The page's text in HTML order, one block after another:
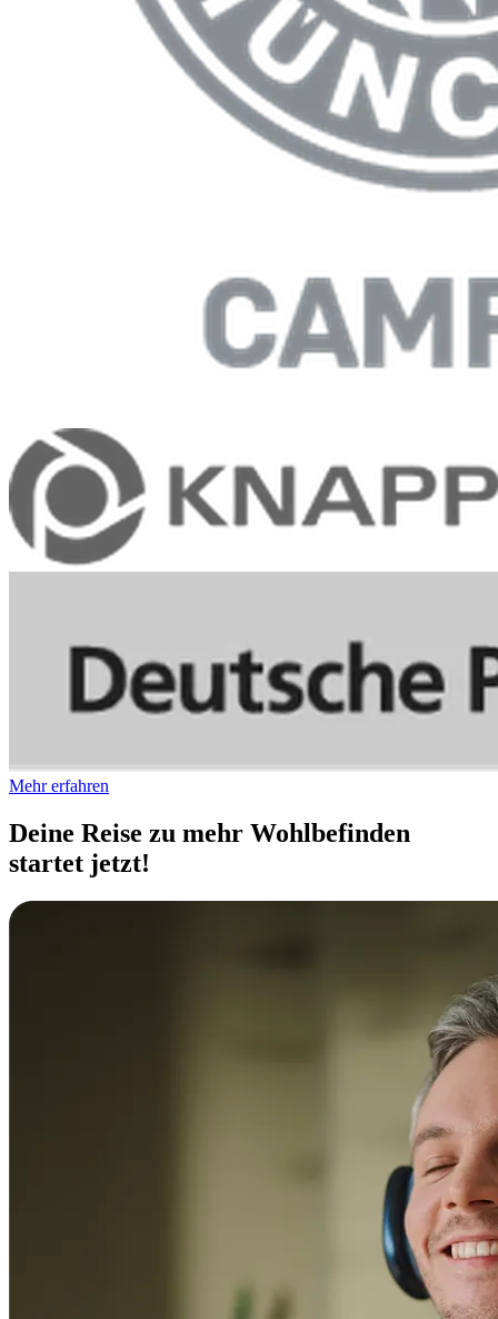
Mehr erfahren
Deine Reise zu mehr Wohlbefinden
startet jetzt!